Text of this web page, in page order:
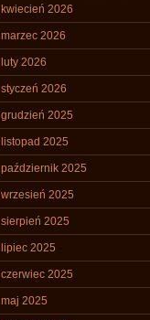
kwiecień 2026
marzec 2026
luty 2026
styczeń 2026
grudzień 2025
listopad 2025
październik 2025
wrzesień 2025
sierpień 2025
lipiec 2025
czerwiec 2025
maj 2025